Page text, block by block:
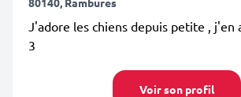
J'adore les chiens depuis petite , j'en
3
Voir son profil